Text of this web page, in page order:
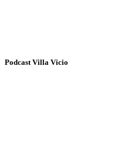
Podcast Villa Vicio